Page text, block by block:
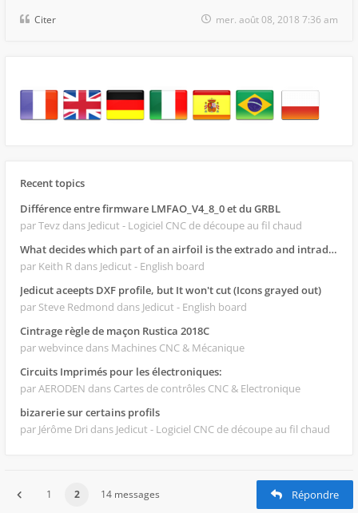
Citer mer. août 08, 2018 7:36 am
Recent topics
Différence entre firmware LMFAO_V4_8_0 et du GRBL
par Tevz dans Jedicut - Logiciel CNC de découpe au fil chaud
What decides which part of an airfoil is the extrado and intrado?
par Keith R dans Jedicut - English board
Jedicut aceepts DXF profile, but It won't cut (Icons grayed out)
par Steve Redmond dans Jedicut - English board
Cintrage règle de maçon Rustica 2018C
par webvince dans Machines CNC & Mécanique
Circuits Imprimés pour les électroniques:
par AERODEN dans Cartes de contrôles CNC & Electronique
bizarerie sur certains profils
par Jérôme Dri dans Jedicut - Logiciel CNC de découpe au fil chaud
1 2 14 messages Répondre